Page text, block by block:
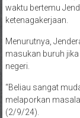
waktu bertemu
ketenagakerjaan.
Menurutnya,
masukan buruh
negeri.
“Beliau sangat
melaporkan
(2/9/24).